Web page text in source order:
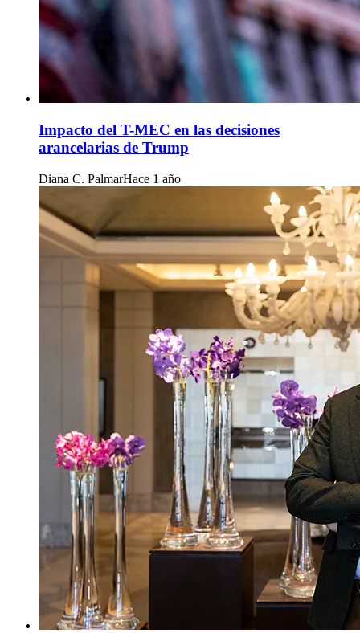
Impacto del T-MEC en las decisiones
arancelarias de Trump
Diana C. PalmarHace 1 año